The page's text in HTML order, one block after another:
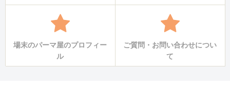
場末のパーマ屋のプロフィー
ル
ご質問・お問い合わせについ
て